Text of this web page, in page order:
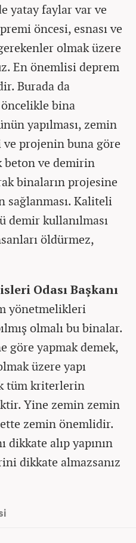
yatay faylar var ve
öncesi, esnası ve
olmak üzere
En önemlisi deprem
Burada da
öncelikle bina
yapılması, zemin
projenin buna göre
beton ve demirin
binaların projesine
sağlanması. Kaliteli
demir kullanılması
öldürmez,
Odası Başkanı
yönetmelikleri
olmalı bu binalar.
göre yapmak demek,
üzere yapı
tüm kriterlerin
Yine zemin zemin
zemin önemlidir.
dikkate alıp yapının
dikkate almazsanız